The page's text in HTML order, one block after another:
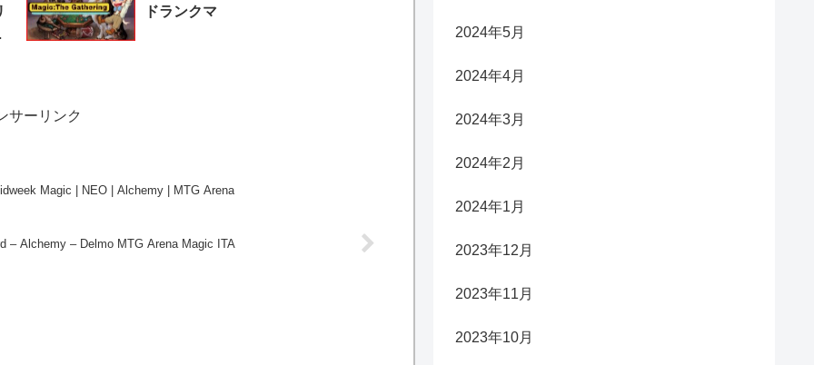
ドランクマ
サーリンク
Magic | NEO | Alchemy | MTG Arena
– Alchemy – Delmo MTG Arena Magic ITA
2024年5月
2024年4月
2024年3月
2024年2月
2024年1月
2023年12月
2023年11月
2023年10月